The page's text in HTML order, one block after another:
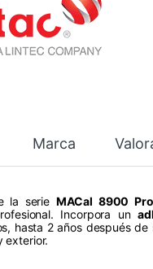
Marca
la serie MACal 8900
Incorpora un
hasta 2 años después de
exterior.